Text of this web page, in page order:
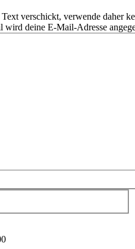
verschickt, verwende daher
deine E-Mail-Adresse